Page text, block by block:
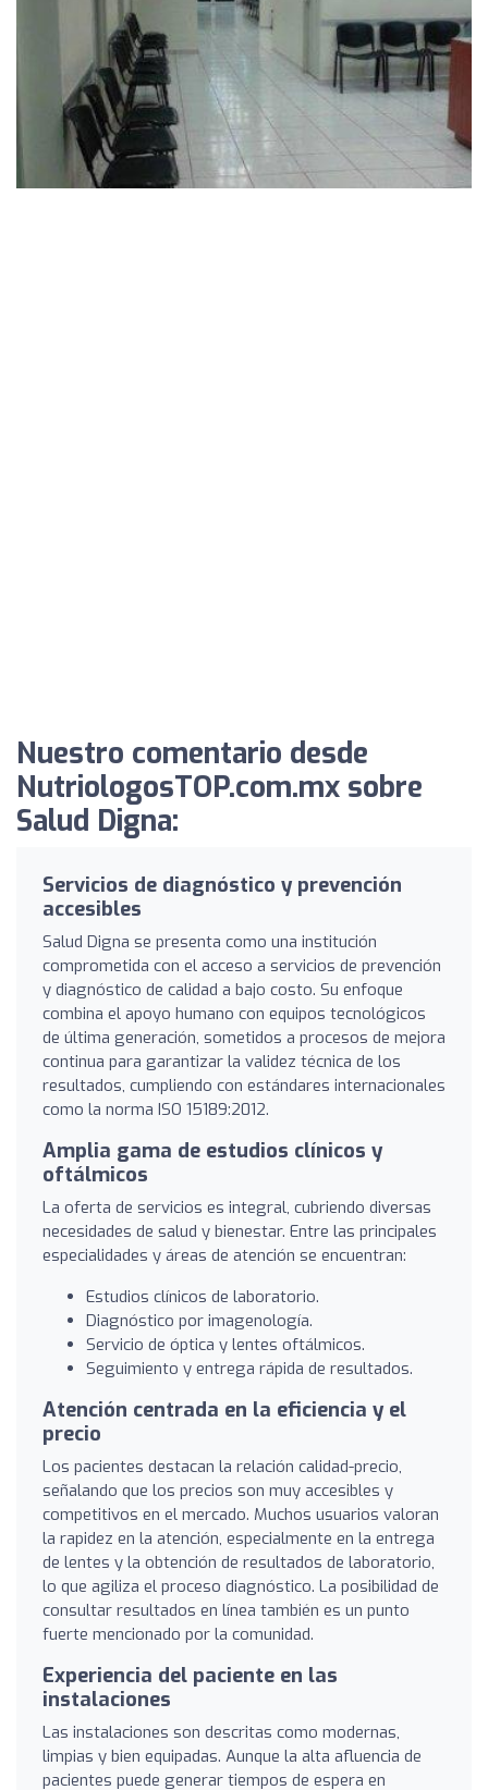
Nuestro comentario desde
NutriologosTOP.com.mx sobre
Salud Digna:
Servicios de diagnóstico y prevención
accesibles
Salud Digna se presenta como una institución
comprometida con el acceso a servicios de prevención
y diagnóstico de calidad a bajo costo. Su enfoque
combina el apoyo humano con equipos tecnológicos
de última generación, sometidos a procesos de mejora
continua para garantizar la validez técnica de los
resultados, cumpliendo con estándares internacionales
como la norma ISO 15189:2012.
Amplia gama de estudios clínicos y
oftálmicos
La oferta de servicios es integral, cubriendo diversas
necesidades de salud y bienestar. Entre las principales
especialidades y áreas de atención se encuentran:
Estudios clínicos de laboratorio.
Diagnóstico por imagenología.
Servicio de óptica y lentes oftálmicos.
Seguimiento y entrega rápida de resultados.
Atención centrada en la eficiencia y el
precio
Los pacientes destacan la relación calidad-precio,
señalando que los precios son muy accesibles y
competitivos en el mercado. Muchos usuarios valoran
la rapidez en la atención, especialmente en la entrega
de lentes y la obtención de resultados de laboratorio,
lo que agiliza el proceso diagnóstico. La posibilidad de
consultar resultados en línea también es un punto
fuerte mencionado por la comunidad.
Experiencia del paciente en las
instalaciones
Las instalaciones son descritas como modernas,
limpias y bien equipadas. Aunque la alta afluencia de
pacientes puede generar tiempos de espera en